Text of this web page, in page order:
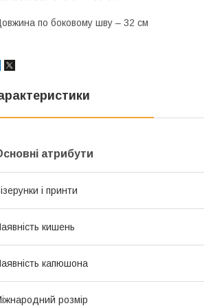
по боковому шву – 32 см
атрибути
і принти
кишень
капюшона
розмір